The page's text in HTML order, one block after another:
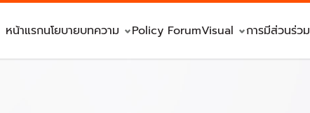
หน้าแรกนโยบายบทความ Policy ForumVisual การมีส่วนร่วม